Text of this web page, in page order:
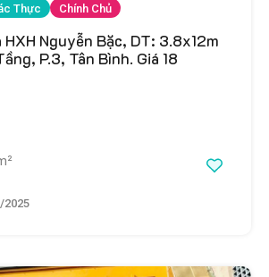
Thực Chính Chủ
Nguyễn Bặc, DT: 3.8x12m
P.3, Tân Bình. Giá 18
2025